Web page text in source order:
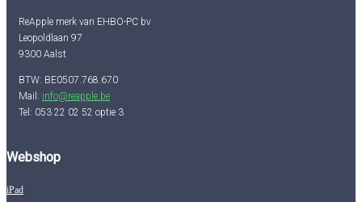
ReApple merk van EHBO-PC bv
Leopoldlaan 97
9300 Aalst
BTW: BE0507.768.670
Mail: info@reapple.be
Tel: 053 22 02 52 optie 3
Webshop
iPad